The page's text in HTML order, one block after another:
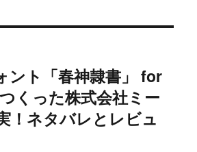
ント「春神隷書」 for
くった株式会社ミー
！ネタバレとレビュ